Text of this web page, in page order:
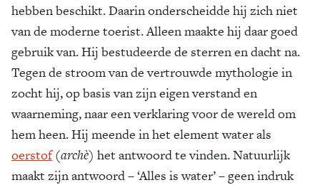
hebben beschikt. Daarin onderscheidde hij zich niet
van de moderne toerist. Alleen maakte hij daar goed
gebruik van. Hij bestudeerde de sterren en dacht na.
Tegen de stroom van de vertrouwde mythologie in
zocht hij, op basis van zijn eigen verstand en
waarneming, naar een verklaring voor de wereld om
hem heen. Hij meende in het element water als
oerstof(archè) het antwoord te vinden. Natuurlijk
maakt zijn antwoord – ‘Alles is water’ – geen indruk